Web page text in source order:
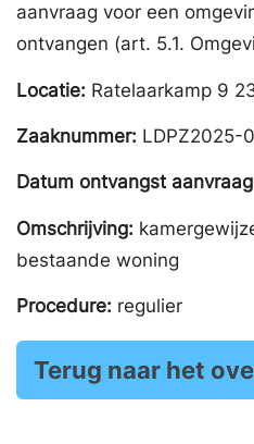
aanvraag voor een
ontvangen (art. 5.1.
Locatie: Ratelaarkamp 9
Zaaknummer: LDPZ2025-
Datum ontvangst
Omschrijving:
bestaande woning
Procedure: regulier
Terug naar het